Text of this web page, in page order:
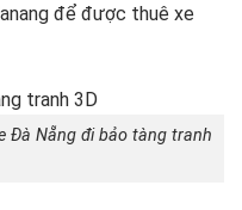
để được thuê xe
Đà Nẵng đi bảo tàng tranh